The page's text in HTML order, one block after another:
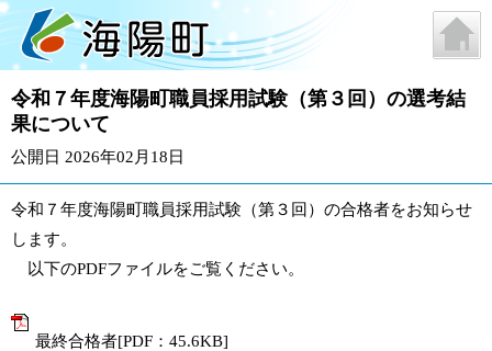
令和７年度海陽町職員採用試験（第３回）の選考結
果について
公開日 2026年02月18日
令和７年度海陽町職員採用試験（第３回）の合格者をお知らせ
します。
以下のPDFファイルをご覧ください。
最終合格者[PDF：45.6KB]